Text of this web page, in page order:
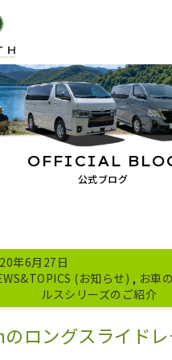
公式ブログ
OFFICIAL
年6月27日
(お知らせ) , お車
ルスシリーズのご紹介
ロングスライド